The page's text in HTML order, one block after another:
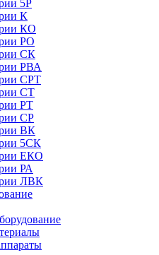
5Р
К
КО
РО
СК
РВА
СРТ
СТ
РТ
СР
ВК
5СК
ЕКО
РА
ЛВК